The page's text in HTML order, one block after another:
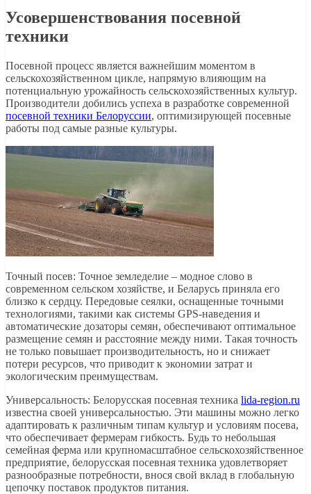
Усовершенствования посевной
техники
Посевной процесс является важнейшим моментом в
сельскохозяйственном цикле, напрямую влияющим на
потенциальную урожайность сельскохозяйственных культур.
Производители добились успеха в разработке современной
посевной техники Белоруссии, оптимизирующей посевные
работы под самые разные культуры.
Точный посев: Точное земледелие – модное слово в
современном сельском хозяйстве, и Беларусь приняла его
близко к сердцу. Передовые сеялки, оснащенные точными
технологиями, такими как системы GPS-наведения и
автоматические дозаторы семян, обеспечивают оптимальное
размещение семян и расстояние между ними. Такая точность
не только повышает производительность, но и снижает
потери ресурсов, что приводит к экономии затрат и
экологическим преимуществам.
Универсальность: Белорусская посевная техника lida-region.ru
известна своей универсальностью. Эти машины можно легко
адаптировать к различным типам культур и условиям посева,
что обеспечивает фермерам гибкость. Будь то небольшая
семейная ферма или крупномасштабное сельскохозяйственное
предприятие, белорусская посевная техника удовлетворяет
разнообразные потребности, внося свой вклад в глобальную
цепочку поставок продуктов питания.